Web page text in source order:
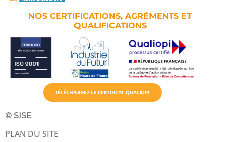
NOS CERTIFICATIONS, AGRÉMENTS ET
QUALIFICATIONS
TÉLÉCHARGEZ LE CERTIFICAT QUALIOPI
© SISE
PLAN DU SITE